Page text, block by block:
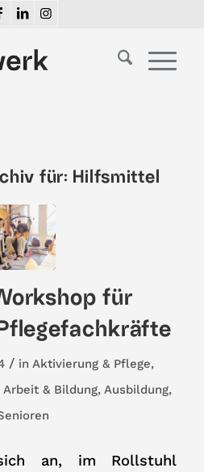
für: Hilfsmittel
für
/ inAktivierung & Pflege,
Arbeit & Bildung, Ausbildung,
an, im Rollstuhl